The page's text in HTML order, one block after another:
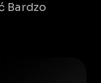
Bardzo